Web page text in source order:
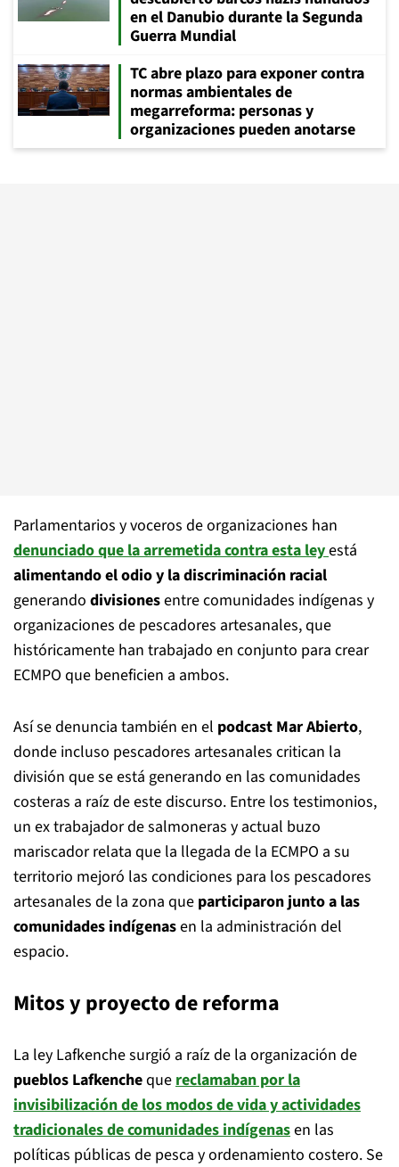
en el Danubio durante la Segunda
Guerra Mundial
TC abre plazo para exponer contra
normas ambientales de
megarreforma: personas y
organizaciones pueden anotarse
Parlamentarios y voceros de organizaciones han
denunciado que la arremetida contra esta leyestá
alimentando el odio y la discriminación racial
generando divisionesentre comunidades indígenas y
organizaciones de pescadores artesanales, que
históricamente han trabajado en conjunto para crear
ECMPO que beneficien a ambos.
Así se denuncia también en el podcast Mar Abierto,
donde incluso pescadores artesanales critican la
división que se está generando en las comunidades
costeras a raíz de este discurso. Entre los testimonios,
un ex trabajador de salmoneras y actual buzo
mariscador relata que la llegada de la ECMPO a su
territorio mejoró las condiciones para los pescadores
artesanales de la zona que participaron junto a las
comunidades indígenasen la administración del
espacio.
Mitos y proyecto de reforma
La ley Lafkenche surgió a raíz de la organización de
pueblos Lafkencheque reclamaban por la
invisibilizaciónde los modos de vida y actividades
tradicionales de comunidades indígenasen las
políticas públicas de pesca y ordenamiento costero. Se